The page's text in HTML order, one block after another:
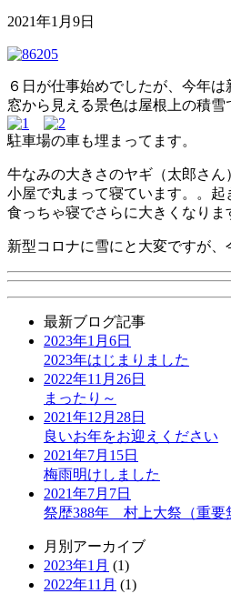
2021年1月9日
６日が仕事始めでしたが、今年
窓から見える景色は屋根上の積雪
駐車場の車も埋まってます。
牛なみの大きさのヤギ（太郎さん
小屋で丸まって寝ています。。起
食っちゃ寝でさらに大きくなりま
新型コロナに雪にと大変ですが、
最新ブログ記事
2023年1月6日
2023年はじまりました
2022年11月26日
まったり～
2021年12月28日
良いお年をお迎えください
2021年7月15日
梅雨明けしました
2021年7月7日
祭歴388年 村上大祭（重要
月別アーカイブ
2023年1月 (1)
2022年11月 (1)